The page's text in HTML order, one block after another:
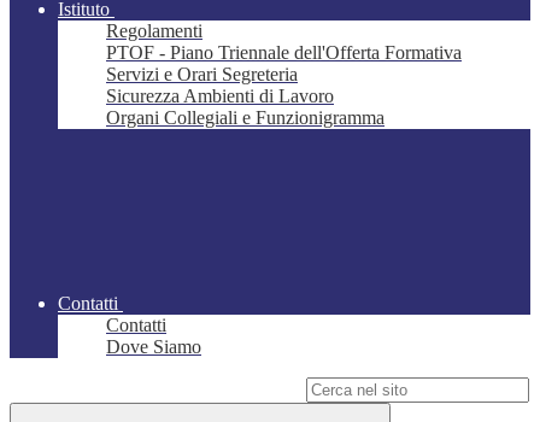
Istituto
Regolamenti
PTOF - Piano Triennale dell'Offerta Formativa
Servizi e Orari Segreteria
Sicurezza Ambienti di Lavoro
Organi Collegiali e Funzionigramma
Contatti
Contatti
Dove Siamo